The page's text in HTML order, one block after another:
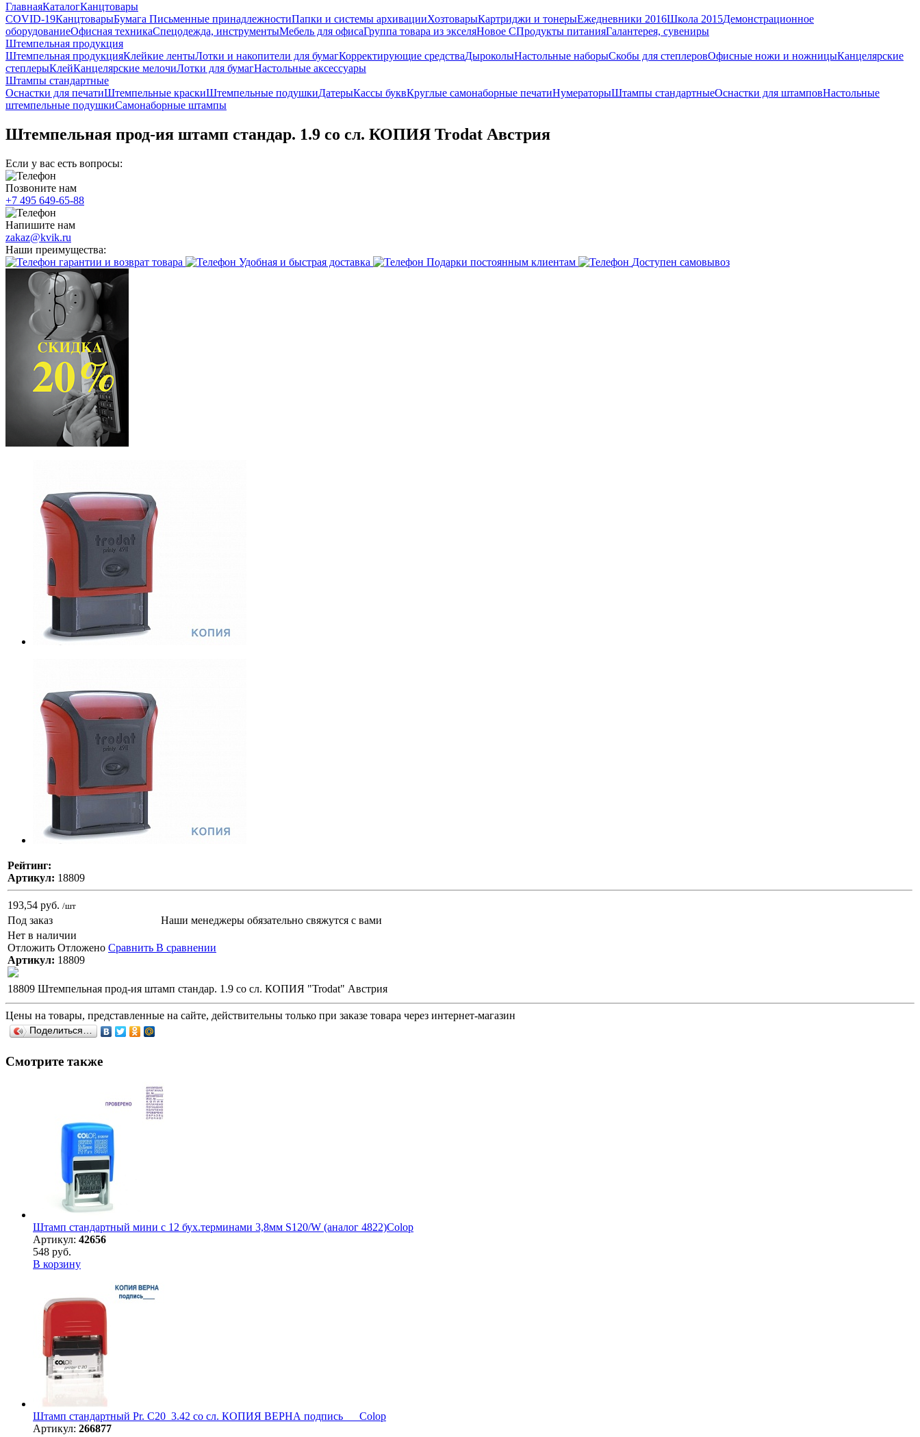
ГлавнаяКаталогКанцтовары
COVID-19КанцтоварыБумага Письменные принадлежностиПапки и системы архивацииХозтоварыКартриджи и тонерыЕжедневники 2016Школа 2015Демонстрационное
оборудованиеОфисная техникаСпецодежда, инструментыМебель для офисаГруппа товара из экселяНовое СПродукты питанияГалантерея, сувениры
Штемпельная продукция
Штемпельная продукцияКлейкие лентыЛотки и накопители для бумагКорректирующие средстваДыроколыНастольные наборыСкобы для степлеровОфисные ножи и ножницыКанцелярские
степлерыКлейКанцелярские мелочиЛотки для бумагНастольные аксессуары
Штампы стандартные
Оснастки для печатиШтемпельные краскиШтемпельные подушкиДатерыКассы буквКруглые самонаборные печатиНумераторыШтампы стандартныеОснастки для штамповНастольные
штемпельные подушкиСамонаборные штампы
Штемпельная прод-ия штамп стандар. 1.9 со сл. КОПИЯ Trodat Австрия
Если у вас есть вопросы:
Позвоните нам
+7 495 649-65-88
Напишите нам
zakaz@kvik.ru
Наши преимущества:
гарантии и возврат товара
Удобная и быстрая доставка Подарки постоянным клиентам Доступен самовывоз
Рейтинг:
Артикул: 18809
193,54 руб. /шт
Под заказ
Наши менеджеры обязательно свяжутся с вами
Нет в наличии
Отложить Отложено Сравнить В сравнении
Артикул: 18809
18809 Штемпельная прод-ия штамп стандар. 1.9 со сл. КОПИЯ "Trodat" Австрия
Цены на товары, представленные на сайте, действительны только при заказе товара через интернет-магазин
Поделиться…
Смотрите также
Штамп стандартный мини с 12 бух.терминами 3,8мм S120/W (аналог 4822)Colop
Артикул: 42656
548 руб.
В корзину
Штамп стандартный Pr. С20_3.42 со сл. КОПИЯ ВЕРНА подпись___Colop
Артикул: 266877